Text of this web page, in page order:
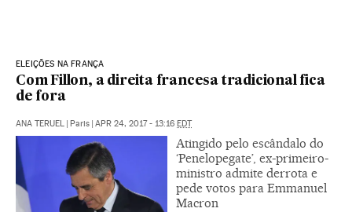
ELEIÇÕES NA FRANÇA
Com Fillon, a direita francesa tradicional fica
de fora
ANA TERUEL Paris APR 24, 2017 - 13:16 EDT
Atingido pelo escândalo do
‘Penelopegate’, ex-primeiro-
ministro admite derrota e
pede votos para Emmanuel
Macron